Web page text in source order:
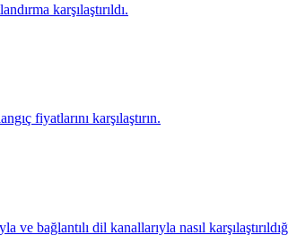
karşılaştırıldı.
fiyatlarını karşılaştırın.
bağlantılı dil kanallarıyla nasıl